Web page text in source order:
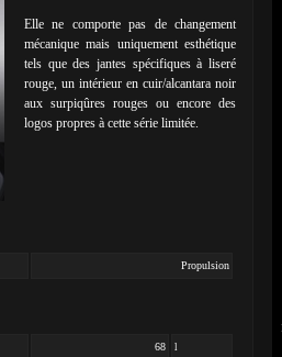
Elle ne comporte pas de changement
mécanique mais uniquement esthétique
tels que des jantes spécifiques à liseré
rouge, un intérieur en cuir/alcantara noir
aux surpiqûres rouges ou encore des
logos propres à cette série limitée.
Propulsion
68 l